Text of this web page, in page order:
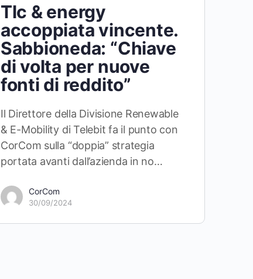
Tlc & energy
accoppiata vincente.
Sabbioneda: “Chiave
di volta per nuove
fonti di reddito”
Il Direttore della Divisione Renewable
& E-Mobility di Telebit fa il punto con
CorCom sulla “doppia” strategia
portata avanti dall’azienda in no…
CorCom
30/09/2024